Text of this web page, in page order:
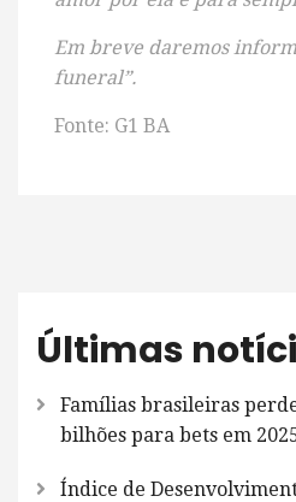
Em breve daremos
funeral”.
Fonte: G1 BA
Últimas
Famílias brasileiras
bilhões para bets em
Índice de